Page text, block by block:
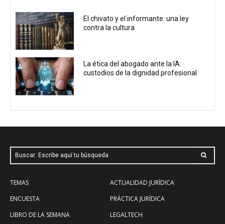
El chivato y el informante: una ley
contra la cultura
La ética del abogado ante la IA:
custodios de la dignidad profesional
Buscar: Escribe aquí tu búsqueda
TEMAS
ENCUESTA
LIBRO DE LA SEMANA
ACTUALIDAD JURÍDICA
PRÁCTICA JURÍDICA
LEGALTECH